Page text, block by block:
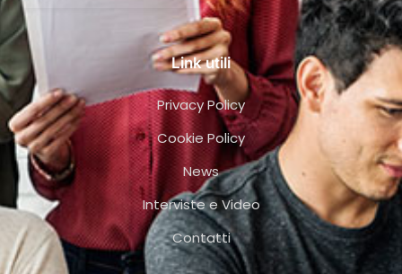
Link utili
Privacy Policy
Cookie Policy
News
Interviste e Video
Contatti